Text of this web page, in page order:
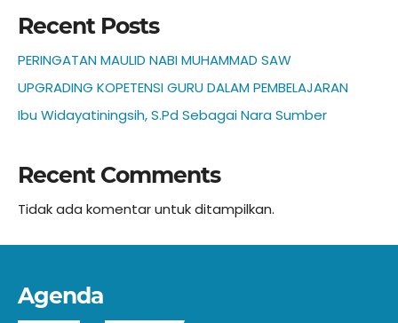
Recent Posts
PERINGATAN MAULID NABI MUHAMMAD SAW
UPGRADING KOPETENSI GURU DALAM PEMBELAJARAN
Ibu Widayatiningsih, S.Pd Sebagai Nara Sumber
Recent Comments
Tidak ada komentar untuk ditampilkan.
Agenda